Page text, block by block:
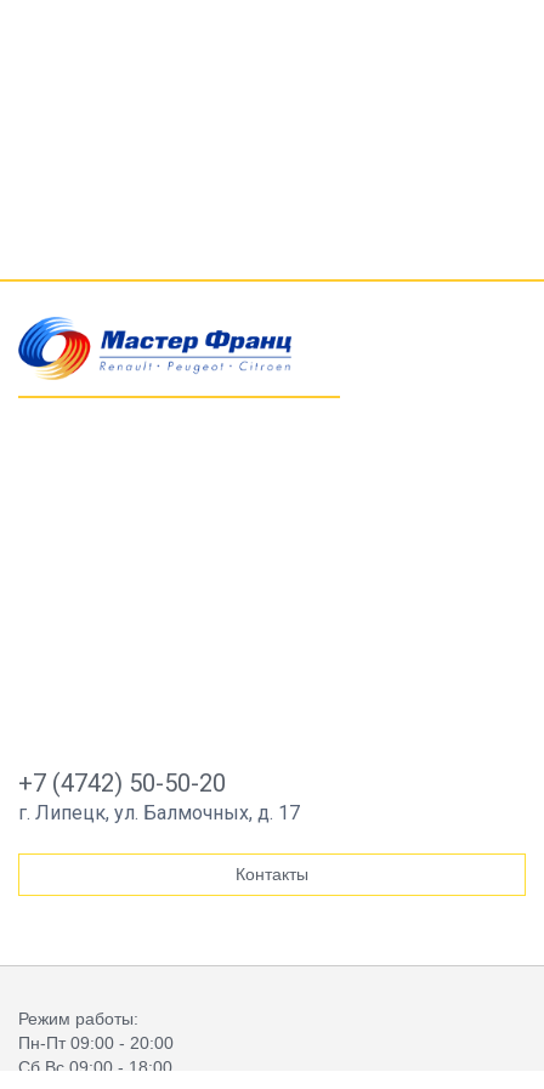
+7 (4742) 50-50-20
г. Липецк, ул. Балмочных, д. 17
Контакты
Режим работы:
Пн-Пт 09:00 - 20:00
Сб,Вс 09:00 - 18:00